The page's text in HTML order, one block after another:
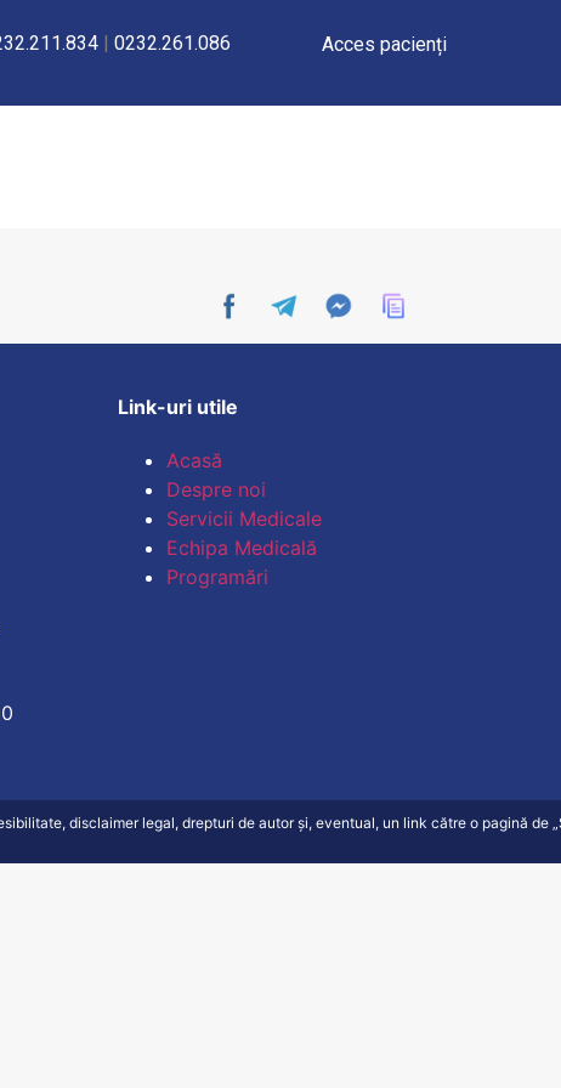
| 0232.261.086 Acces pacienți
Link-uri utile
Acasă
Despre noi
Servicii Medicale
Echipa Medicală
Programări
disclaimer legal, drepturi de autor și, eventual, un link către o pagină de